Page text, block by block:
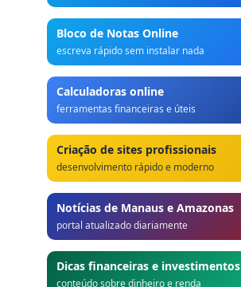
Bloco de Notas Online
escreva rápido sem instalar nada
Calculadoras online
ferramentas financeiras e úteis
Criação de sites profissionais
desenvolvimento rápido e moderno
Notícias de Manaus e Amazonas
portal atualizado diariamente
Dicas financeiras e investimentos
conteúdo sobre dinheiro e renda